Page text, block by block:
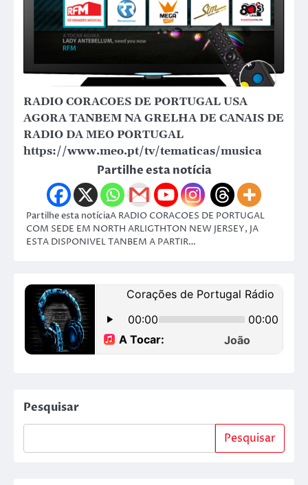
RADIO CORACOES DE PORTUGAL USA
AGORA TANBEM NA GRELHA DE CANAIS DE
RADIO DA MEO PORTUGAL
https://www.meo.pt/tv/tematicas/musica
Partilhe esta notícia
Partilhe esta notíciaA RADIO CORACOES DE PORTUGAL
COM SEDE EM NORTH ARLIGTHTON NEW JERSEY, JA
ESTA DISPONIVEL TANBEM A PARTIR…
Pesquisar
Pesquisar